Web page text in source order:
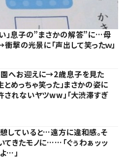
」息子の”まさかの解答”に…母
衝撃の光景に「声出して笑ったｗ」
へお迎えに→2歳息子を見た
めっちゃ笑った」まさかの姿に
されないヤツww」「大渋滞すぎ
していると…遠方に違和感。そ
てきたモノに……「ぐぅわぁッッ
…」